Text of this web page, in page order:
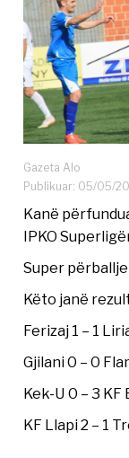
Gazeta Alo
Publikuar: 05/05/
Kanë
IPKO
Super
Këto janë
Ferizaj 1 – 1
Gjilani 0 – 0
Kek-U 0 – 3 KF
KF Llapi 2 – 1